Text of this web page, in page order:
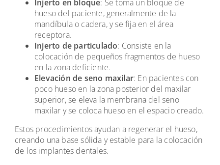
Injerto en bloque: Se toma un bloque de
hueso del paciente, generalmente de la
mandíbula o cadera, y se fija en el área
receptora.
Injerto de particulado: Consiste en la
colocación de pequeños fragmentos de hueso
en la zona deficiente.
Elevación de seno maxilar: En pacientes con
poco hueso en la zona posterior del maxilar
superior, se eleva la membrana del seno
maxilar y se coloca hueso en el espacio creado.
Estos procedimientos ayudan a regenerar el hueso,
creando una base sólida y estable para la colocación
de los implantes dentales.